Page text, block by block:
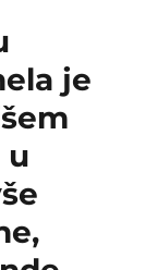
je
u